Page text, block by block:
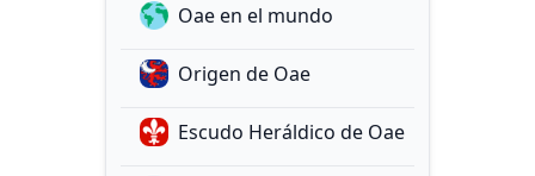
Oae en el mundo
Origen de Oae
Escudo Heráldico de Oae